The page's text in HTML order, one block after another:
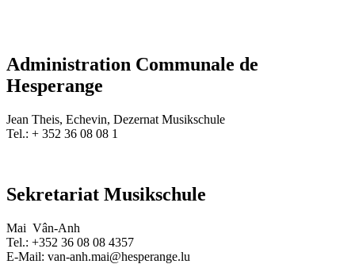
Administration Communale de
Hesperange
Jean Theis, Echevin, Dezernat Musikschule
Tel.: + 352 36 08 08 1
Sekretariat Musikschule
Mai Vân-Anh
Tel.: +352 36 08 08 4357
E-Mail: van-anh.mai@hesperange.lu